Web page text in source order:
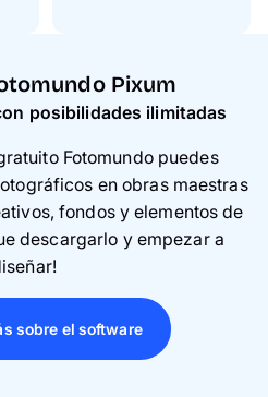
Pixum
posibilidades ilimitadas
Fotomundo puedes
en obras maestras
fondos y elementos de
descargarlo y empezar a
sobre el software